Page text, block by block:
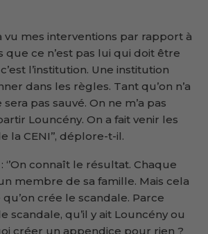
vu mes interventions par rapport à
que ce n’est pas lui qui doit être
l’institution. Une institution
dans les règles. Tant qu’on n’a
pas sauvé. On ne m’a pas
Louncény. On a fait venir les
la CENI’’, déplore-t-il.
connaît le résultat. Chaque
membre de sa famille. Mais cela
qu’on crée le scandale. Parce
scandale, qu’il y ait Louncény ou
créer un appendice pour rien ?